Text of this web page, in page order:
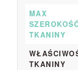
MAX
TKANINY
TKANINY